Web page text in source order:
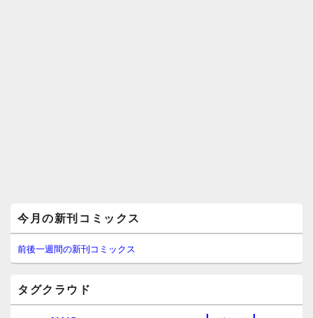
イ
ン
サ
イ
ウ
今月の新刊コミックス
前後一週間の新刊コミックス
タグクラウド